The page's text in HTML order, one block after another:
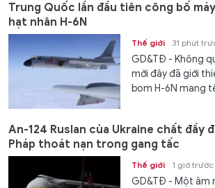
Trung Quốc lần đầu tiên công bố
hạt nhân H-6N
Thế giới 31 phút
GD&TĐ - Không
mới đây đã giới
bom H-6N mang
An-124 Ruslan của Ukraine chất đầy
Pháp thoát nạn trong gang tấc
Thế giới 1 giờ trước
GD&TĐ - Một âm